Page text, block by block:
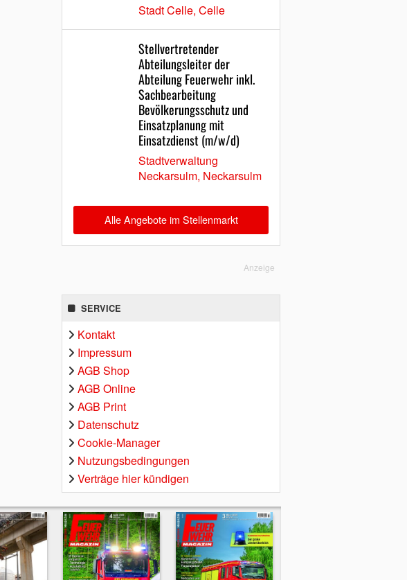
Stadt Celle, Celle
Stellvertretender
Abteilungsleiter der
Abteilung Feuerwehr inkl.
Sachbearbeitung
Bevölkerungsschutz und
Einsatzplanung mit
Einsatzdienst (m/w/d)
Stadtverwaltung
Neckarsulm, Neckarsulm
Alle Angebote im Stellenmarkt
Anzeige
SERVICE
Kontakt
Impressum
AGB Shop
AGB Online
AGB Print
Datenschutz
Cookie-Manager
Nutzungsbedingungen
Verträge hier kündigen